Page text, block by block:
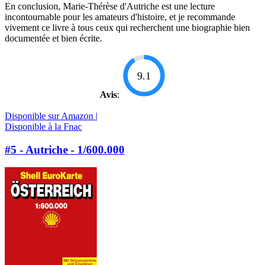
En conclusion, Marie-Thérèse d'Autriche est une lecture
incontournable pour les amateurs d'histoire, et je recommande
vivement ce livre à tous ceux qui recherchent une biographie bien
documentée et bien écrite.
Avis:
9.1
Disponible sur Amazon |
Disponible à la Fnac
#5 - Autriche - 1/600.000